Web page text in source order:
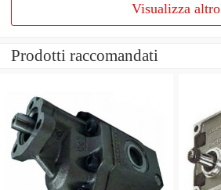
Visualizza altro
Prodotti raccomandati